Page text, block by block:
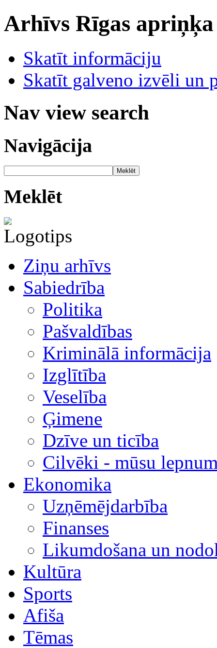
Arhīvs Rīgas
Skatīt informāciju
Skatīt galveno izvēli un
Nav view search
Navigācija
Meklēt
Meklēt
Ziņu arhīvs
Sabiedrība
Politika
Pašvaldības
Kriminālā informācija
Izglītība
Veselība
Ģimene
Dzīve un ticība
Cilvēki - mūsu
Ekonomika
Uzņēmējdarbība
Finanses
Likumdošana un
Kultūra
Sports
Afiša
Tēmas